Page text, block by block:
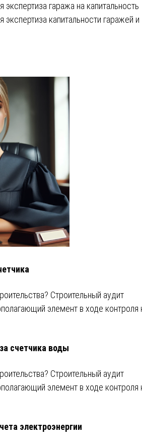
гаража на капитальность
капитальности гаражей и
Строительный аудит
элемент в ходе контроля
счетчика воды
Строительный аудит
элемент в ходе контроля
электроэнергии